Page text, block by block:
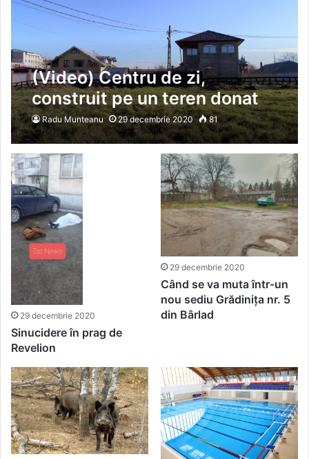
(Video) Centru de zi,
construit pe un teren donat
de o bârlădeancă generoasă.
Interviu cu Victoria Rudi
Radu Munteanu 29 decembrie 2020 81
29 decembrie 2020
Sinucidere în prag de
Revelion
29 decembrie 2020
Când se va muta într-un
nou sediu Grădinița nr. 5
din Bârlad